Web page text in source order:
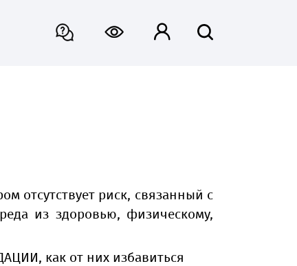
отсутствует риск, связанный с
из здоровью, физическому,
как от них избавиться